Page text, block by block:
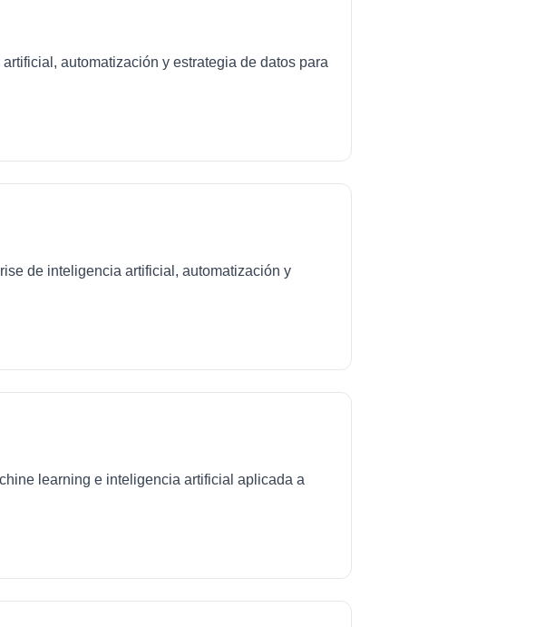
automatización y estrategia de datos para
de inteligencia artificial, automatización y
learning e inteligencia artificial aplicada a